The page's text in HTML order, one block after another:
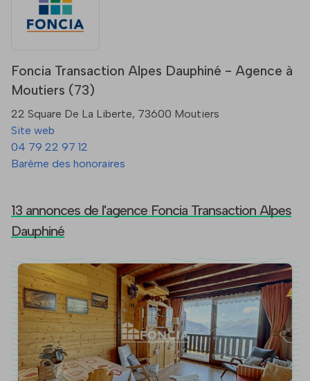
Foncia Transaction Alpes Dauphiné - Agence à
Moutiers (73)
22 Square De La Liberte, 73600 Moutiers
Site web
04 79 22 97 12
Barème des honoraires
13 annonces de l'agence Foncia Transaction Alpes
Dauphiné